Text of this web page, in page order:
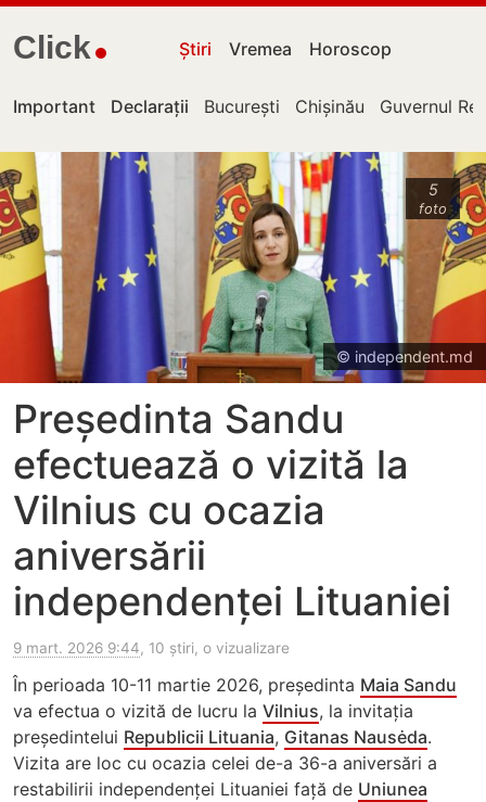
Click Știri Vremea Horoscop
Important Declarații București Chișinău Guvernul
5
foto
© independent.md
Președinta Sandu
efectuează o vizită la
Vilnius cu ocazia
aniversării
independenței Lituaniei
9 mart. 2026 9:44, 10 știri, o vizualizare
În perioada 10-11 martie 2026, președinta Maia Sandu
va efectua o vizită de lucru la Vilnius, la invitația
președintelui Republicii Lituania, Gitanas Nausėda.
Vizita are loc cu ocazia celei de-a 36-a aniversări a
restabilirii independenței Lituaniei față de Uniunea